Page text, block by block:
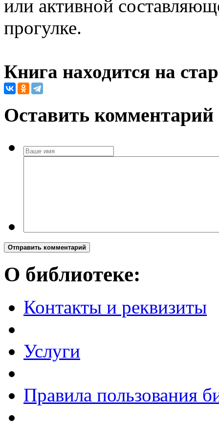
или активной
прогулке.
Книга находится на
Оставить комментарий
Отправить комментарий
О библиотеке:
Контакты и реквизиты
Услуги
Правила пользования